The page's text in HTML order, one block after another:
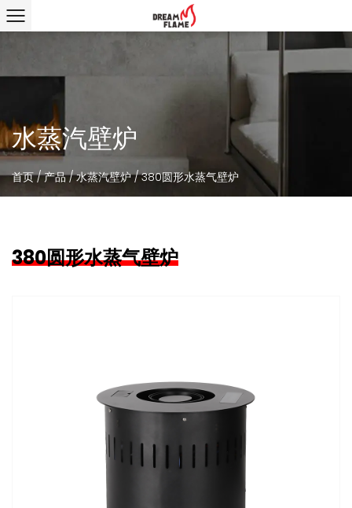
水蒸汽壁炉
首页/产品/水蒸汽壁炉/380圆形水蒸气壁炉
380圆形水蒸气壁炉